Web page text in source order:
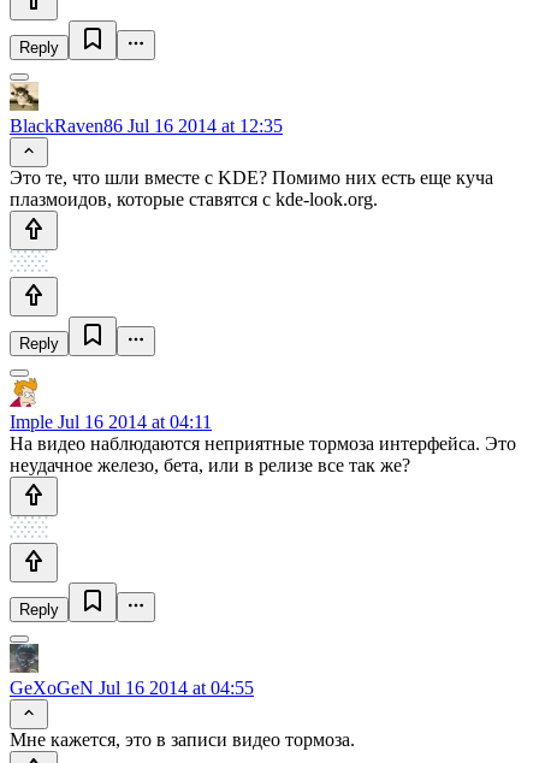
Reply
BlackRaven86 Jul 16 2014 at 12:35
Это те, что шли вместе с KDE? Помимо них есть еще куча
плазмоидов, которые ставятся с kde-look.org.
Reply
Imple Jul 16 2014 at 04:11
На видео наблюдаются неприятные тормоза интерфейса. Это
неудачное железо, бета, или в релизе все так же?
Reply
GeXoGeN Jul 16 2014 at 04:55
Мне кажется, это в записи видео тормоза.